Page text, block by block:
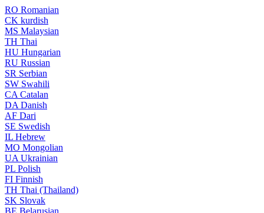
RO Romanian
CK kurdish
MS Malaysian
TH Thai
HU Hungarian
RU Russian
SR Serbian
SW Swahili
CA Catalan
DA Danish
AF Dari
SE Swedish
IL Hebrew
MO Mongolian
UA Ukrainian
PL Polish
FI Finnish
TH Thai (Thailand)
SK Slovak
BE Belarusian